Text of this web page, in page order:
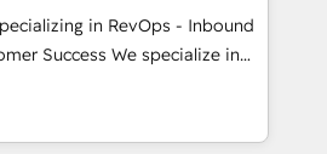
Configure HubSpot to
marketing, and service
manual work. ➤
tune-ups, feature rollouts,
in RevOps - Inbound
We specialize in
across industries
and customer success
methodologies. As Latin